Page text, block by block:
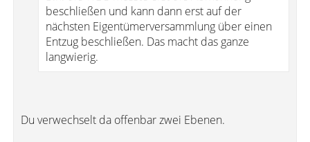
beschließen und kann dann erst auf der
nächsten Eigentümerversammlung über einen
Entzug beschließen. Das macht das ganze
langwierig.
Du verwechselt da offenbar zwei Ebenen.